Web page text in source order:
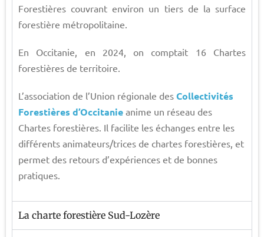
Forestières couvrant environ un tiers de la surface
forestière métropolitaine.
En Occitanie, en 2024, on comptait 16 Chartes
forestières de territoire.
L’association de l’Union régionale des Collectivités
Forestières d’Occitanie anime un réseau des
Chartes forestières. Il facilite les échanges entre les
différents animateurs/trices de chartes forestières, et
permet des retours d’expériences et de bonnes
pratiques.
La charte forestière Sud-Lozère